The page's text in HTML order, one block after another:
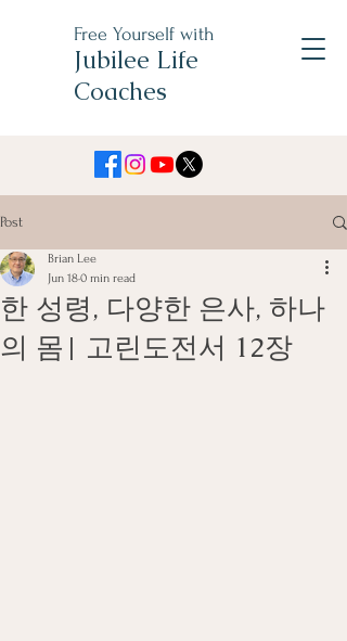
Free Yourself with
Jubilee Life
Coaches
Post
한 성령, 다양한 은사, 하나
의 몸| 고린도전서 12장
Brian Lee
Jun 180 min read